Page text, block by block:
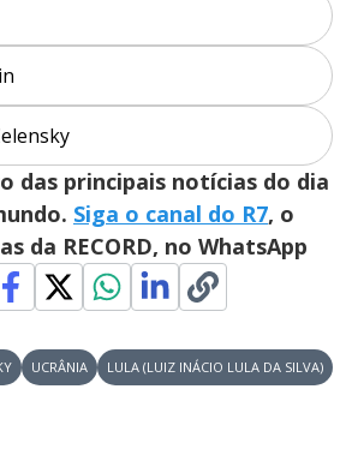
das principais notícias do dia
Siga o canal do R7, o
da RECORD, no WhatsApp
UCRÂNIA
LULA (LUIZ INÁCIO LULA DA SILVA)